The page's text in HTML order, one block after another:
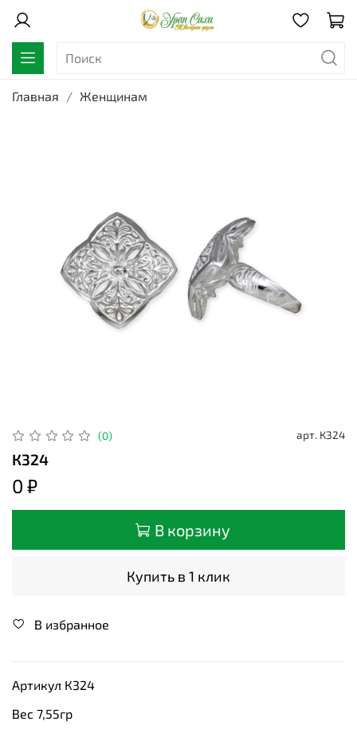
Главная Женщинам
(0) арт. К324
К324
0 ₽
В корзину
Купить в 1 клик
В избранное
Артикул К324
Вес 7,55гр